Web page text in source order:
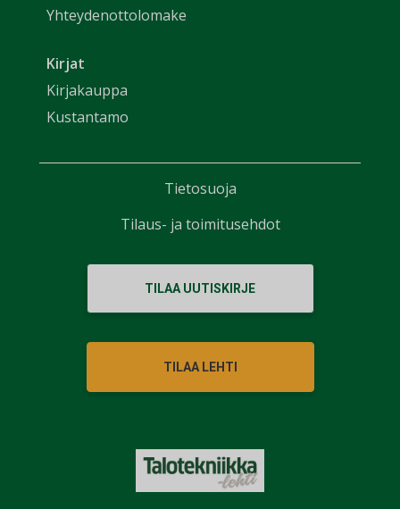
Yhteydenottolomake
Kirjat
Kirjakauppa
Kustantamo
TILAA UUTISKIRJE
TILAA LEHTI
Tietosuoja
Tilaus- ja toimitusehdot